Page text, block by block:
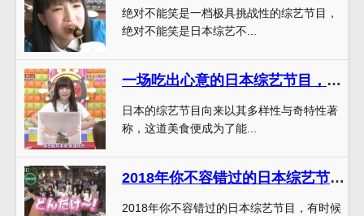
绝对不能笑是一档极具挑战性的综艺节目，
绝对不能笑是日本综艺不...
一场吃出心意的日本综艺节目，让你品尝不一样的味道
日本的综艺节目向来以其多样性与奇特性著
称，这道美食便成为了能...
2018年你不容错过的日本综艺节目，排行榜前五名都在这里
2018年你不容错过的日本综艺节目，有时候